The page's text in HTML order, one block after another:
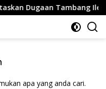
Tambang Ilegal
apa yang anda cari.